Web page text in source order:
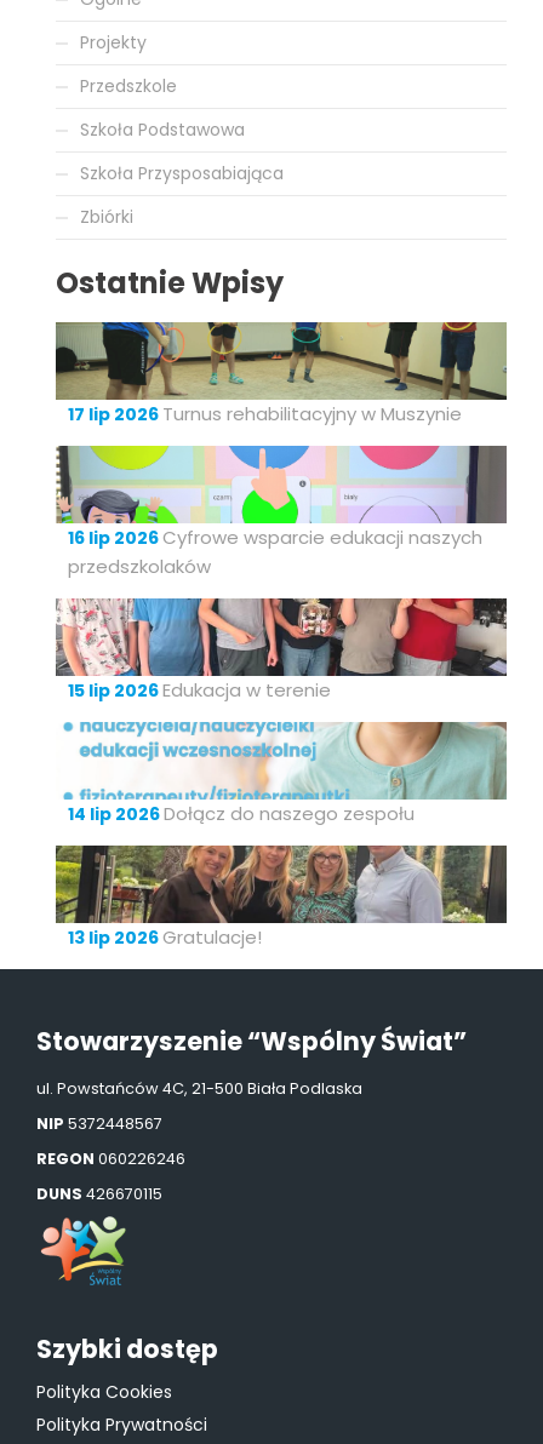
Projekty
Przedszkole
Szkoła Podstawowa
Szkoła Przysposabiająca
Zbiórki
Ostatnie Wpisy
17 lip 2026 Turnus rehabilitacyjny w Muszynie
16 lip 2026 Cyfrowe wsparcie edukacji naszych
przedszkolaków
15 lip 2026Edukacja w terenie
14 lip 2026Dołącz do naszego zespołu
13 lip 2026 Gratulacje!
Stowarzyszenie “Wspólny Świat”
ul. Powstańców 4C, 21-500 Biała Podlaska
NIP 5372448567
REGON 060226246
DUNS 426670115
Szybki dostęp
Polityka Cookies
Polityka Prywatności